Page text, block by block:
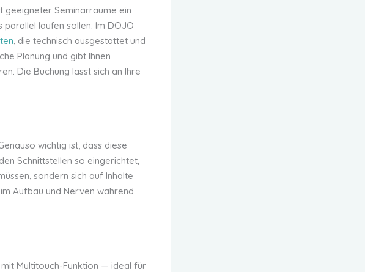
geeigneter Seminarräume ein
laufen sollen. Im DOJO
, die technisch ausgestattet und
Planung und gibt Ihnen
Die Buchung lässt sich an Ihre
wichtig ist, dass diese
Schnittstellen so eingerichtet,
sondern sich auf Inhalte
Aufbau und Nerven während
Multitouch-Funktion — ideal für